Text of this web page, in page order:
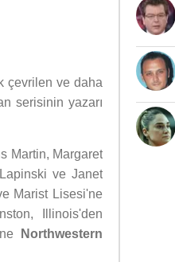
çevrilen ve daha
serisinin yazarı
Martin, Margaret
ve Janet
Marist Lisesi'ne
Illinois'den
Northwestern